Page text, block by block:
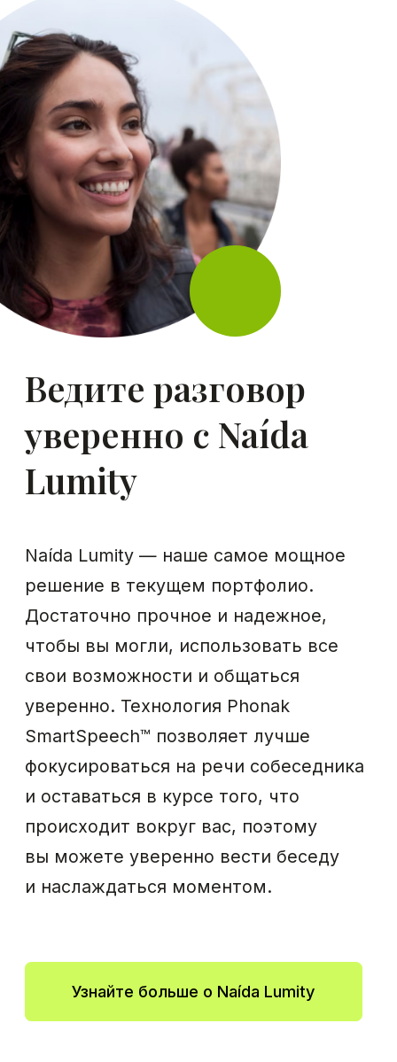
Sky Lumity —
решение для слуха,
отвечающее
потребностям
вашего ребенка
Phonak Sky Lumity — новые детские
ребенка на каждом этапе его
развития. Технология SmartSpeech™
в Sky Lumity делает приоритетным
понимание речи. С Phonak вы можете
получит решение, которое позволит
ему раскрывать свой потенциал
Узнайте больше о Sky Lumity